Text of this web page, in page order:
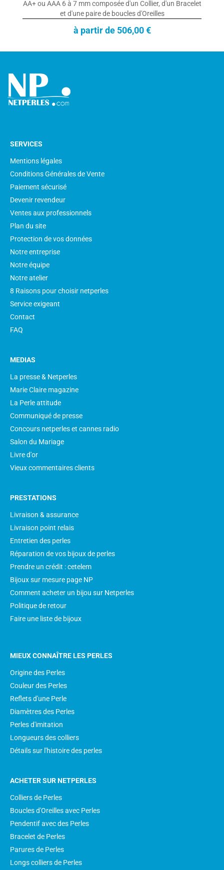
AA+ ou AAA 6 à 7 mm composée d'un Collier, d'un Bracelet
et d'une paire de boucles d'Oreilles
à partir de 506,00 €
SERVICES
Mentions légales
Conditions Générales de Vente
Paiement sécurisé
Devenir revendeur
Ventes aux professionnels
Plan du site
Protection de vos données
Notre entreprise
Notre équipe
Notre atelier
8 Raisons pour choisir netperles
Service exigeant
Contact
FAQ
MEDIAS
La presse & Netperles
Marie Claire magazine
La Perle attitude
Communiqué de presse
Concours netperles et cannes radio
Salon du Mariage
Livre d'or
Vieux commentaires clients
PRESTATIONS
Livraison & assurance
Livraison point relais
Entretien des perles
Réparation de vos bijoux de perles
Prendre un crédit : cetelem
Bijoux sur mesure page NP
Comment acheter un bijou sur Netperles
Politique de retour
Faire une liste de bijoux
MIEUX CONNAÎTRE LES PERLES
Origine des Perles
Couleur des Perles
Reflets d'une Perle
Diamètres des Perles
Perles d'imitation
Longueurs des colliers
Détails sur l'histoire des perles
ACHETER SUR NETPERLES
Colliers de Perles
Boucles d'Oreilles avec Perles
Pendentif avec des Perles
Bracelet de Perles
Parures de Perles
Longs colliers de Perles